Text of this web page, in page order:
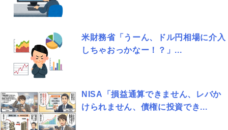
米財務省「うーん、ドル円相場に介入
しちゃおっかなー！？」...
NISA「損益通算できません、レバか
けられません、債権に投資でき...